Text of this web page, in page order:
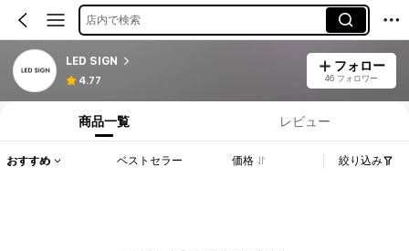
店内で検索
LED SIGN
4.77
フォロー
46 フォロワー
商品一覧 レビュー
おすすめ ベストセラー 価格 絞り込み